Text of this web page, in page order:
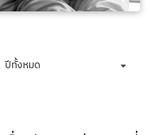
ปีทั้งหมด